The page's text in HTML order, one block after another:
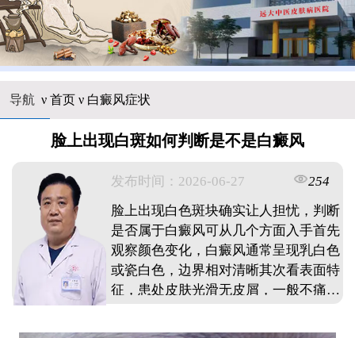
导航 ν 首页ν 白癜风症状
脸上出现白斑如何判断是不是白癜风
发布时间：2026-06-27
254
脸上出现白色斑块确实让人担忧，判断
是否属于白癜风可从几个方面入手首先
观察颜色变化，白癜风通常呈现乳白色
或瓷白色，边界相对清晰其次看表面特
征，患处皮肤光滑无皮屑，一般不痛不
间扩大或增多另外可借助物理方法，摩